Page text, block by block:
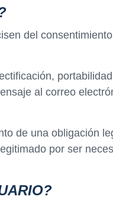
del
al correo
de una obligación
por ser